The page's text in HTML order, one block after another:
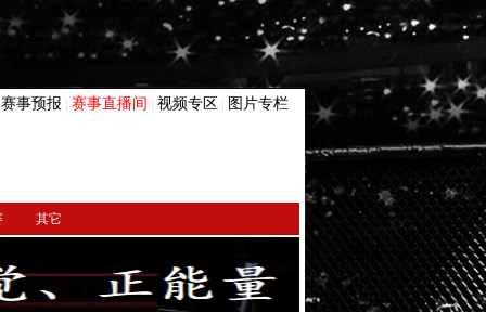
赛事预报 赛事直播间 视频专区 图片专栏
其它